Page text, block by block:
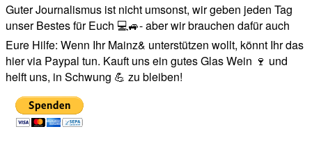
Guter Journalismus ist nicht umsonst, wir geben jeden Tag
unser Bestes für Euch 💻🚙- aber wir brauchen dafür auch
Eure Hilfe: Wenn Ihr Mainz& unterstützen wollt, könnt Ihr das
hier via Paypal tun. Kauft uns ein gutes Glas Wein 🍷 und
helft uns, in Schwung 💪 zu bleiben!